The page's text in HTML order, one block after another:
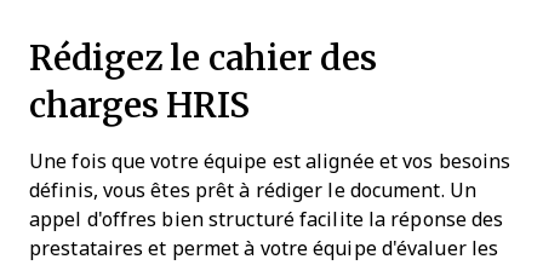
Rédigez le cahier des
charges HRIS
Une fois que votre équipe est alignée et vos besoins
définis, vous êtes prêt à rédiger le document. Un
appel d'offres bien structuré facilite la réponse des
prestataires et permet à votre équipe d'évaluer les